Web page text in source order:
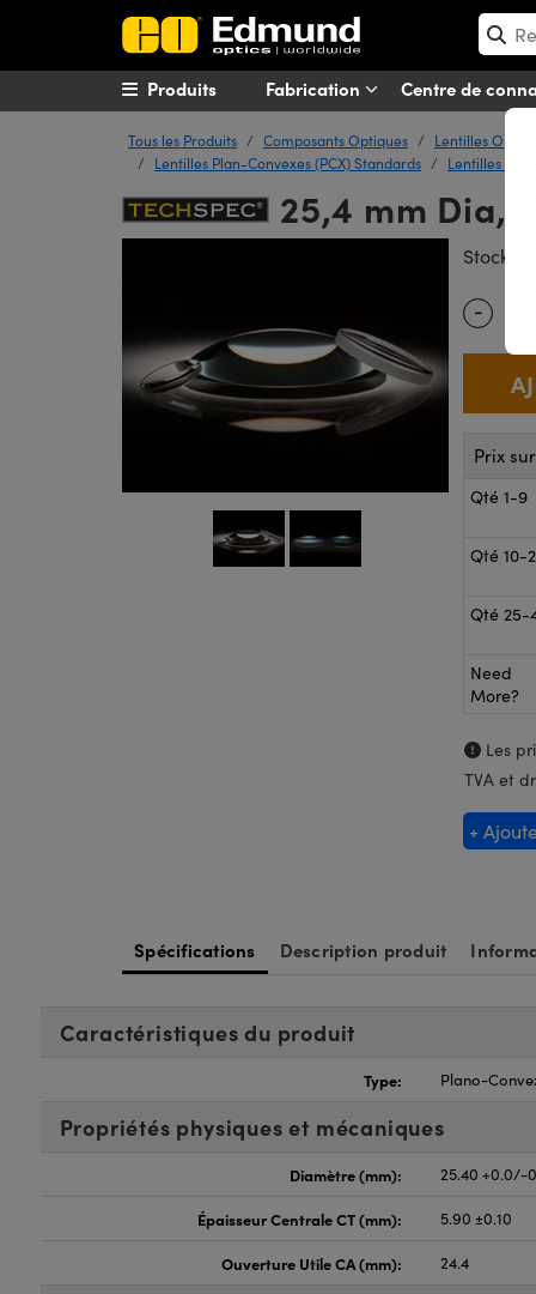
Fabrication Centre de
Produits
Tous les Produits Composants Optiques Lentilles
Lentilles Plan-Convexes (PCX) Standards
Lentilles Plan
25,4 mm Dia,
Stock
-
Prix
Qté 1-9
Qté 10-
Qté 25-
Need
More?
Les
TVA et
+
Spécifications Description produit
Caractéristiques du produit
Type: Plano-
Propriétés physiques et mécaniques
Diamètre (mm): 25.40 +0.0/-
Épaisseur Centrale CT (mm): 5.90 ±0.10
Ouverture Utile CA (mm): 24.4